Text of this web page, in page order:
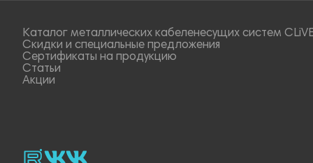
Каталог металлических кабеленесущих систем CLiVE
Скидки и специальные предложения
Сертификаты на продукцию
Статьи
Акции
rutubevk_video.
Vk.